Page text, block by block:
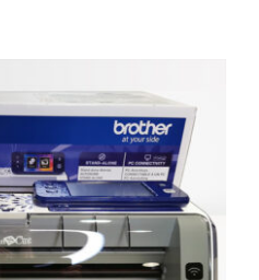
ScanNCut CM900